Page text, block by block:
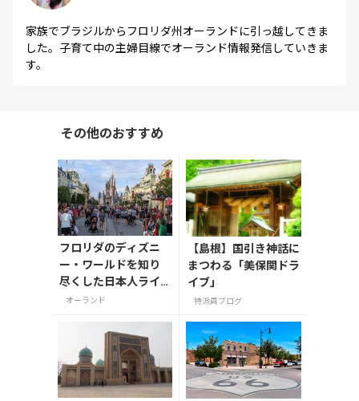
家族でブラジルからフロリダ州オーランドに引っ越してきま
した。子育て中の主婦目線でオーランド情報発信していきま
す。
その他のおすすめ
フロリダのディズニ
ー・ワールドを知り
尽くした日本人ライ
ターが楽しみ方を伝
オーランド
【島根】国引き神話に
まつわる「美保関ドラ
イブ」
特派員ブログ